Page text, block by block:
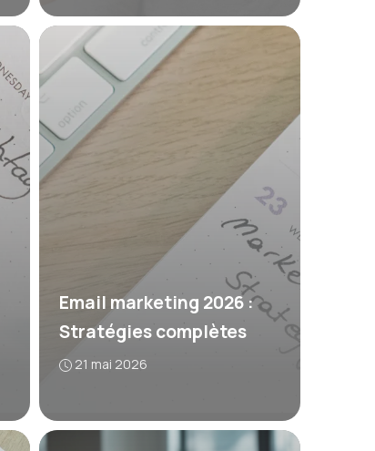
Email marketing 2026 :
Stratégies complètes
21 mai 2026